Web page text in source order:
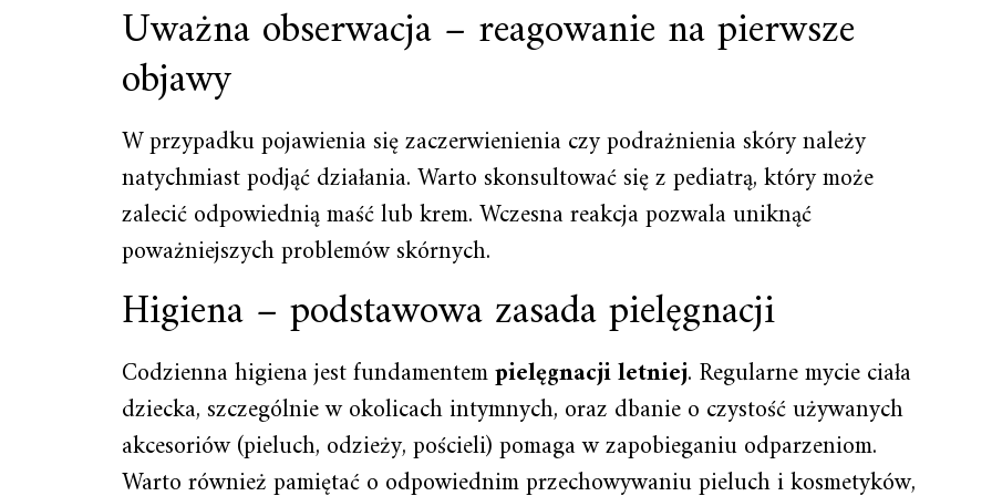
Uważna obserwacja – reagowanie na pierwsze
objawy
W przypadku pojawienia się zaczerwienienia czy podrażnienia skóry należy
natychmiast podjąć działania. Warto skonsultować się z pediatrą, który może
zalecić odpowiednią maść lub krem. Wczesna reakcja pozwala uniknąć
poważniejszych problemów skórnych.
Higiena – podstawowa zasada pielęgnacji
Codzienna higiena jest fundamentempielęgnacji letniej. Regularne mycie ciała
dziecka, szczególnie w okolicach intymnych, oraz dbanie o czystość używanych
akcesoriów (pieluch, odzieży, pościeli) pomaga w zapobieganiu odparzeniom.
Warto również pamiętać o odpowiednim przechowywaniu pieluch i kosmetyków,